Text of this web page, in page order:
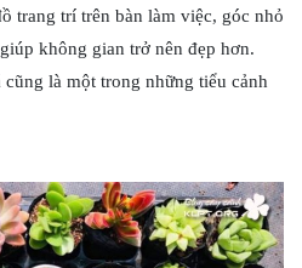
trang trí trên bàn làm việc, góc nhỏ
không gian trở nên đẹp hơn.
là một trong những tiểu cảnh